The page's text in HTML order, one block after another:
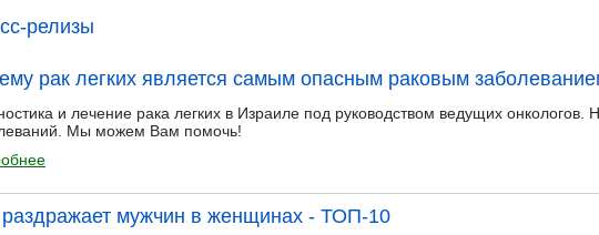
релизы
рак легких является самым опасным раковым
и лечение рака легких в Израиле под руководством ведущих
Мы можем Вам помочь!
раздражает мужчин в женщинах - ТОП-10